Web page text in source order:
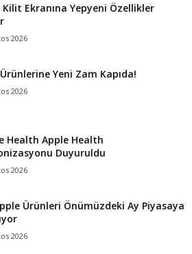
Kilit Ekranına Yepyeni Özellikler
2026
Yeni Zam Kapıda!
2026
Health Apple Health
Duyuruldu
2026
Ürünleri Önümüzdeki Ay Piyasaya
2026